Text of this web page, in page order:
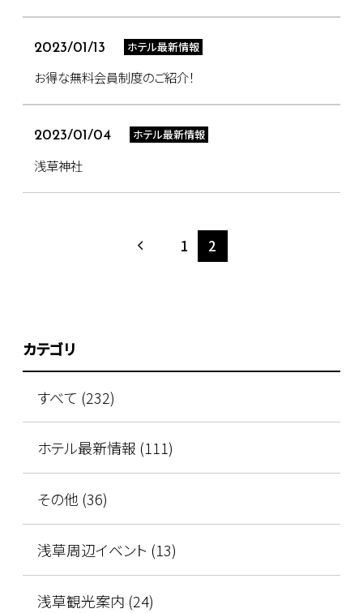
2023/01/13 ホテル最新情報
お得な無料会員制度のご紹介！
2023/01/04 ホテル最新情報
浅草神社
1 2
カテゴリ
すべて (232)
ホテル最新情報 (111)
その他 (36)
浅草周辺イベント (13)
浅草観光案内 (24)